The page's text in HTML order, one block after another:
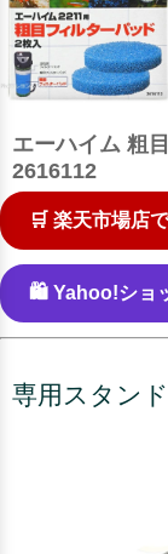
エーハイム 粗
2616112
🛒 楽天市場店
🛍️ Yahoo!ショ
専用スタンド